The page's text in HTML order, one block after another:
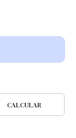
CALCULAR